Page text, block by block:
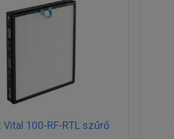
Vital 100-RF-RTL szűrő